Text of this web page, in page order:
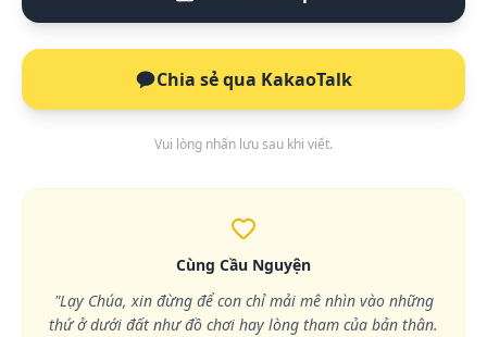
Chia sẻ qua KakaoTalk
Vui lòng nhấn lưu sau khi viết.
Cùng Cầu Nguyện
"Lạy Chúa, xin đừng để con chỉ mải mê nhìn vào những
thứ ở dưới đất như đồ chơi hay lòng tham của bản thân.